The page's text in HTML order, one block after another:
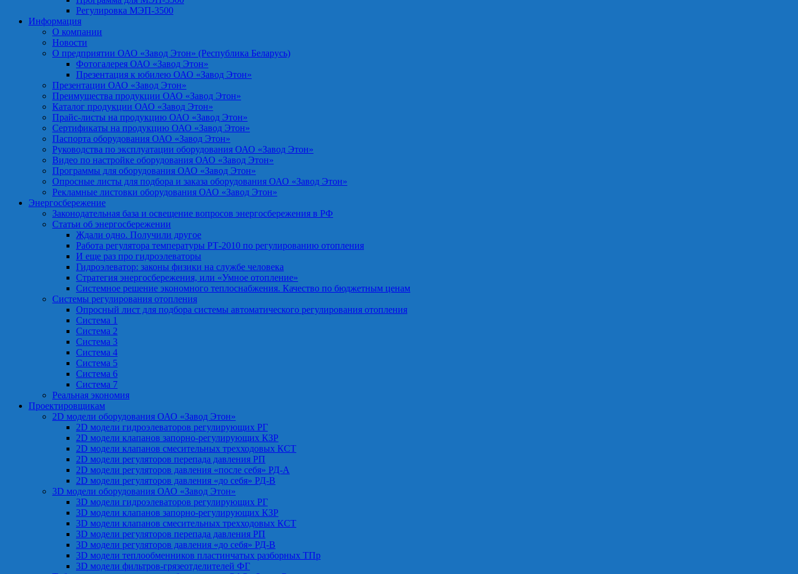
Регулировка МЭП-3500
Информация
О компании
Новости
О предприятии ОАО «Завод Этон» (Республика Беларусь)
Фотогалерея ОАО «Завод Этон»
Презентация к юбилею ОАО «Завод Этон»
Презентации ОАО «Завод Этон»
Преимущества продукции ОАО «Завод Этон»
Каталог продукции ОАО «Завод Этон»
Прайс-листы на продукцию ОАО «Завод Этон»
Сертификаты на продукцию ОАО «Завод Этон»
Паспорта оборудования ОАО «Завод Этон»
Руководства по эксплуатации оборудования ОАО «Завод Этон»
Видео по настройке оборудования ОАО «Завод Этон»
Программы для оборудования ОАО «Завод Этон»
Опросные листы для подбора и заказа оборудования ОАО «Завод Этон»
Рекламные листовки оборудования ОАО «Завод Этон»
Энергосбережение
Законодательная база и освещение вопросов энергосбережения в РФ
Статьи об энергосбережении
Ждали одно. Получили другое
Работа регулятора температуры РТ-2010 по регулированию отопления
И еще раз про гидроэлеваторы
Гидроэлеватор: законы физики на службе человека
Стратегия энергосбережения, или «Умное отопление»
Системное решение экономного теплоснабжения. Качество по бюджетным ценам
Системы регулирования отопления
Опросный лист для подбора системы автоматического регулирования отопления
Система 1
Система 2
Система 3
Система 4
Система 5
Система 6
Система 7
Реальная экономия
Проектировщикам
2D модели оборудования ОАО «Завод Этон»
2D модели гидроэлеваторов регулирующих РГ
2D модели клапанов запорно-регулирующих КЗР
2D модели клапанов смесительных трехходовых КСТ
2D модели регуляторов перепада давления РП
2D модели регуляторов давления «после себя» РД-А
2D модели регуляторов давления «до себя» РД-В
3D модели оборудования ОАО «Завод Этон»
3D модели гидроэлеваторов регулирующих РГ
3D модели клапанов запорно-регулирующих КЗР
3D модели клапанов смесительных трехходовых КСТ
3D модели регуляторов перепада давления РП
3D модели регуляторов давления «до себя» РД-В
3D модели теплообменников пластинчатых разборных ТПр
3D модели фильтров-грязеотделителей ФГ